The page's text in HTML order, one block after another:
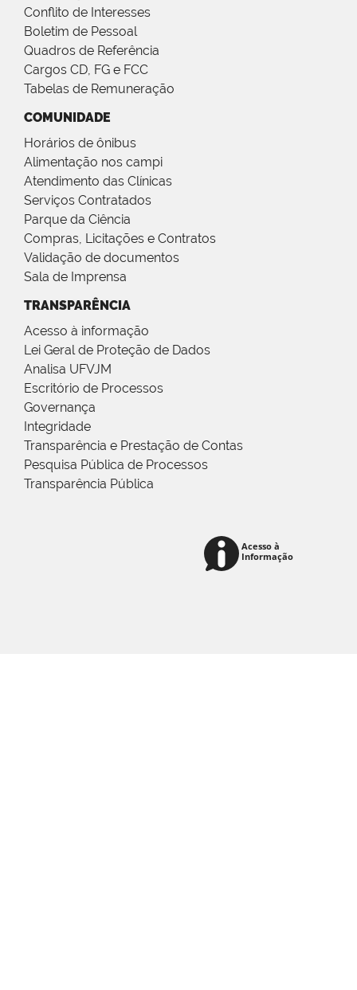
Conflito de Interesses
Boletim de Pessoal
Quadros de Referência
Cargos CD, FG e FCC
Tabelas de Remuneração
COMUNIDADE
Horários de ônibus
Alimentação nos campi
Atendimento das Clínicas
Serviços Contratados
Parque da Ciência
Compras, Licitações e Contratos
Validação de documentos
Sala de Imprensa
TRANSPARÊNCIA
Acesso à informação
Lei Geral de Proteção de Dados
Analisa UFVJM
Escritório de Processos
Governança
Integridade
Transparência e Prestação de Contas
Pesquisa Pública de Processos
Transparência Pública